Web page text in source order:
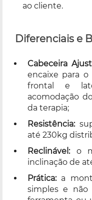
ao cliente.
Diferenciais e
Cabeceira
encaixe para
frontal e
acomodação
da terapia;
Resistência:
até 230kg
Reclinável: o
inclinação de
Prática:a
simples e